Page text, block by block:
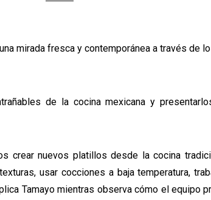
mirada fresca y contemporánea a través de
de la cocina mexicana y
crear nuevos platillos desde la cocina
usar cocciones a baja temperatura,
Tamayo mientras observa cómo el equipo